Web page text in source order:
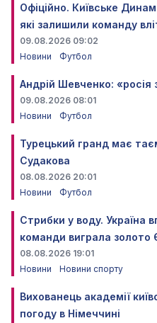
Офіційно. Київське
які залишили команду
09.08.2026 09:02
Новини
Футбол
Андрій Шевченко:
09.08.2026 08:01
Новини
Футбол
Турецький гранд має
Судакова
08.08.2026 20:01
Новини
Футбол
Стрибки у воду. Україна
команди виграла золото
08.08.2026 19:01
Новини
Новини спорту
Вихованець академії
погоду в Німеччині